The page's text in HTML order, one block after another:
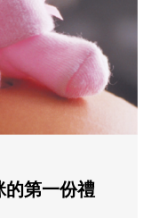
的第一份禮